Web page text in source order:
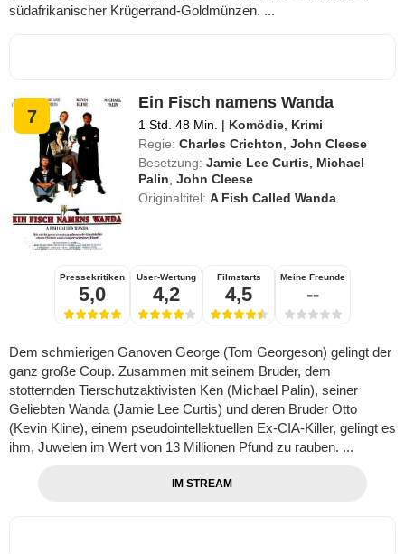
südafrikanischer Krügerrand-Goldmünzen. ...
7
Ein Fisch namens Wanda
1 Std. 48 Min. | Komödie Krimi
Regie: Charles Crichton ,John Cleese
Besetzung: Jamie Lee Curtis
Michael
Palin ,John Cleese
Originaltitel:A Fish Called Wanda
Pressekritiken
5,0
User-Wertung
4,2
Filmstarts
4,5
Meine Freunde
--
Dem schmierigen Ganoven George (Tom Georgeson) gelingt der
ganz große Coup. Zusammen mit seinem Bruder, dem
stotternden Tierschutzaktivisten Ken (Michael Palin), seiner
Geliebten Wanda (Jamie Lee Curtis) und deren Bruder Otto
(Kevin Kline), einem pseudointellektuellen Ex-CIA-Killer, gelingt es
ihm, Juwelen im Wert von 13 Millionen Pfund zu rauben. ...
IM STREAM